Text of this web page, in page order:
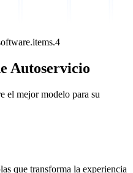
Autoservicio
el mejor modelo para su
que transforma la experiencia